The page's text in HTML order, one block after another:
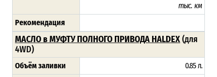
тыс. км
Рекомендация
МАСЛО в МУФТУ ПОЛНОГО ПРИВОДА HALDEX(для
4WD)
Объём заливки 0.85 л.